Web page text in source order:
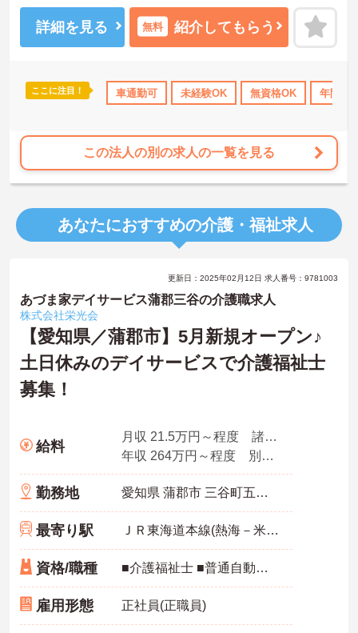
無資格OK 年間休日110日以上 資格取得サポート 研修制度
すのでお気軽にお問い合わせくださいませ。
詳細を見る 無料 紹介してもらう
ここに注目！ 車通勤可 未経験OK 無資格OK 年間休
この法人の別の求人の一覧を見る
あなたにおすすめの介護・福祉求人
更新日：2025年02月12日 求人番号：9781003
あづま家デイサービス蒲郡三谷の介護職求人
株式会社栄光会
【愛知県／蒲郡市】5月新規オープン♪
土日休みのデイサービスで介護福祉士
募集！
給料
月収 21.5万円～程度 諸手当込
年収 264万円～程度 別途賞与
勤務地 愛知県 蒲郡市 三谷町五舖122
最寄り駅 ＪＲ東海道本線(熱海－米原)「三河三谷駅」徒歩4分
資格/職種 ■介護福祉士 ■普通自動車免許
雇用形態 正社員(正職員)